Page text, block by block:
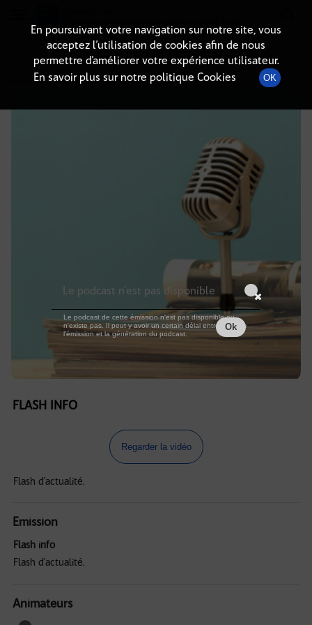
DÉTAILS DE L'ÉPISODE
26 mars 2021à 22h00 , durée : Invalid date
FLASH INFO
Regarder la vidéo
Flash d'actualité.
Emission
Flash info
Flash d'actualité.
Animateurs
En poursuivant votre navigation sur notre site, vous
acceptez l’utilisation de cookies afin de nous
permettre d’améliorer votre expérience utilisateur.
En savoir plus sur notre politique Cookies
OK
Le podcast n'est pas disponible
Le podcast de cette émission n'est pas disponible ou
n'existe pas. Il peut y avoir un certain délai entre la fin de
l'émission et la génération du podcast.
Ok